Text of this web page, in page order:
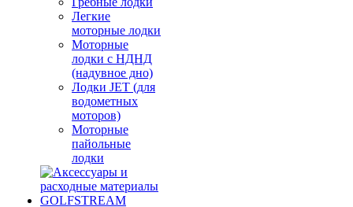
Легкие
моторные лодки
Моторные
лодки с НДНД
(надувное дно)
Лодки JET (для
водометных
моторов)
Моторные
пайольные
лодки